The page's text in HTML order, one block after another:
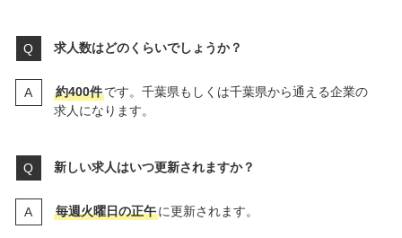
求人数はどのくらいでしょうか？
約400件です。千葉県もしくは千葉県から通える企業の
求人になります。
新しい求人はいつ更新されますか？
毎週火曜日の正午に更新されます。